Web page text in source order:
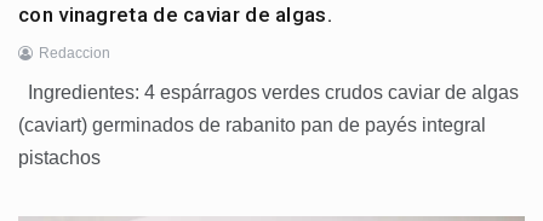
con vinagreta de caviar de algas.
Redaccion
Ingredientes: 4 espárragos verdes crudos caviar de algas
(caviart) germinados de rabanito pan de payés integral
pistachos